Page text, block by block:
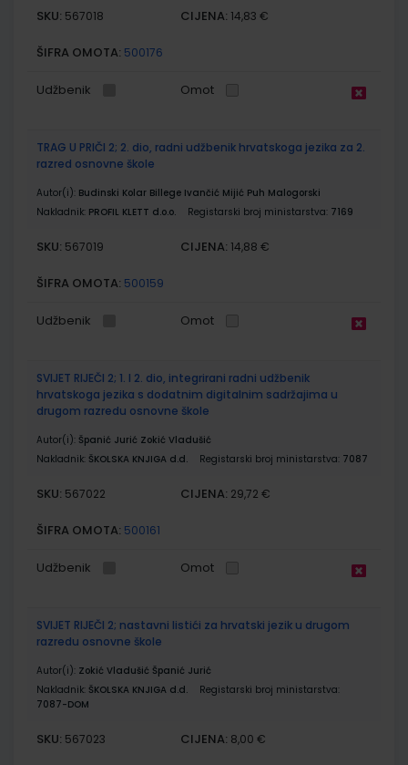
SKU: 567018 CIJENA: 14,83 €
ŠIFRA OMOTA: 500176
Udžbenik Omot
TRAG U PRIČI 2; 2. dio, radni udžbenik hrvatskoga jezika za 2.
razred osnovne škole
Autor(i): Budinski Kolar Billege Ivančić Mijić Puh Malogorski
Nakladnik: PROFIL KLETT d.o.o. Registarski broj ministarstva: 7169
SKU: 567019 CIJENA: 14,88 €
ŠIFRA OMOTA: 500159
Udžbenik Omot
SVIJET RIJEČI 2; 1. I 2. dio, integrirani radni udžbenik
hrvatskoga jezika s dodatnim digitalnim sadržajima u
drugom razredu osnovne škole
Autor(i): Španić Jurić Zokić Vladušić
Nakladnik: ŠKOLSKA KNJIGA d.d. Registarski broj ministarstva: 7087
SKU: 567022 CIJENA: 29,72 €
ŠIFRA OMOTA: 500161
Udžbenik Omot
SVIJET RIJEČI 2; nastavni listići za hrvatski jezik u drugom
razredu osnovne škole
Autor(i): Zokić Vladušić Španić Jurić
Nakladnik: ŠKOLSKA KNJIGA d.d.
Registarski broj ministarstva:
7087-DOM
SKU: 567023 CIJENA: 8,00 €